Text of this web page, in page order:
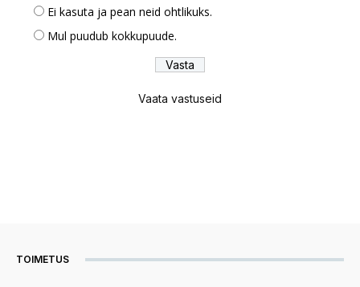
Ei kasuta ja pean neid ohtlikuks.
Mul puudub kokkupuude.
Vaata vastuseid
TOIMETUS